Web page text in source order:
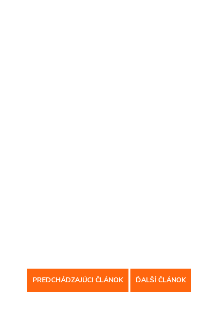
PREDCHÁDZAJÚCI ČLÁNOK ĎALŠÍ ČLÁNOK